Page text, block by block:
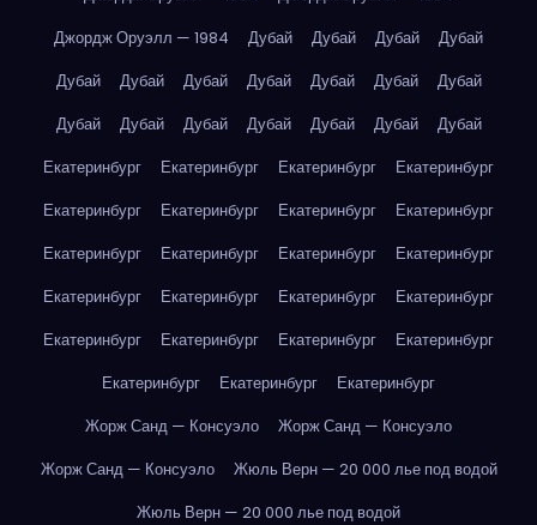
Джордж Оруэлл — 1984
Дубай Дубай Дубай
Дубай
Дубай
Дубай Дубай Дубай Дубай Дубай
Дубай
Дубай
Дубай Дубай Дубай Дубай Дубай
Дубай
Екатеринбург
Екатеринбург Екатеринбург
Екатеринбург
Екатеринбург
Екатеринбург Екатеринбург
Екатеринбург
Екатеринбург
Екатеринбург Екатеринбург
Екатеринбург
Екатеринбург
Екатеринбург Екатеринбург
Екатеринбург
Екатеринбург
Екатеринбург Екатеринбург
Екатеринбург
Екатеринбург
Екатеринбург
Екатеринбург
Жорж Санд — Консуэло
Жорж Санд — Консуэло
Жорж Санд — Консуэло
Жюль Верн — 20 000 лье под водой
Жюль Верн — 20 000 лье под водой